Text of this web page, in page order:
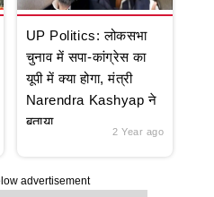
UP Politics: लोकसभा
चुनाव में सपा-कांग्रेस का
यूपी में क्या होगा, मंत्री
Narendra Kashyap ने
बताया
2 Year ago
advertisement